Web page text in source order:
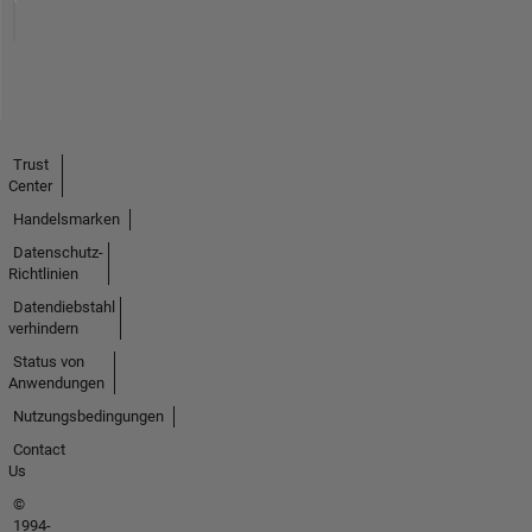
Trust
Center
Handelsmarken
Datenschutz-
Richtlinien
Datendiebstahl
verhindern
Status von
Anwendungen
Nutzungsbedingungen
Contact
Us
©
1994-